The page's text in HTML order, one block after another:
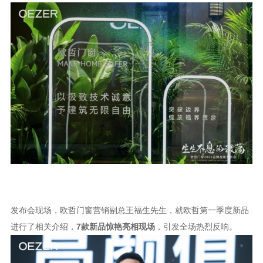
发布会现场，欧哲门窗营销副总王福生先生，就欧哲第一季度新品
进行了相关介绍， 7款新品惊艳亮相现场，引发全场热烈反响。